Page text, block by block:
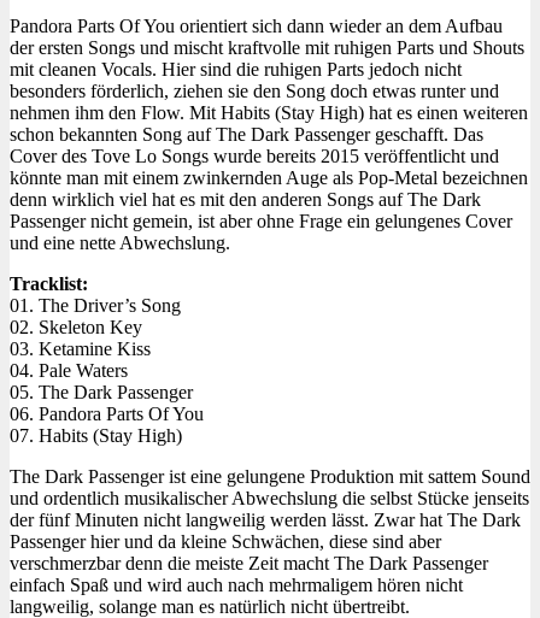
Pandora Parts Of You orientiert sich dann wieder an dem Aufbau
der ersten Songs und mischt kraftvolle mit ruhigen Parts und Shouts
mit cleanen Vocals. Hier sind die ruhigen Parts jedoch nicht
besonders förderlich, ziehen sie den Song doch etwas runter und
nehmen ihm den Flow. Mit Habits (Stay High) hat es einen weiteren
schon bekannten Song auf The Dark Passenger geschafft. Das
Cover des Tove Lo Songs wurde bereits 2015 veröffentlicht und
könnte man mit einem zwinkernden Auge als Pop-Metal bezeichnen
denn wirklich viel hat es mit den anderen Songs auf The Dark
Passenger nicht gemein, ist aber ohne Frage ein gelungenes Cover
und eine nette Abwechslung.
Tracklist:
01. The Driver’s Song
02. Skeleton Key
03. Ketamine Kiss
04. Pale Waters
05. The Dark Passenger
06. Pandora Parts Of You
07. Habits (Stay High)
The Dark Passenger ist eine gelungene Produktion mit sattem Sound
und ordentlich musikalischer Abwechslung die selbst Stücke jenseits
der fünf Minuten nicht langweilig werden lässt. Zwar hat The Dark
Passenger hier und da kleine Schwächen, diese sind aber
verschmerzbar denn die meiste Zeit macht The Dark Passenger
einfach Spaß und wird auch nach mehrmaligem hören nicht
langweilig, solange man es natürlich nicht übertreibt.